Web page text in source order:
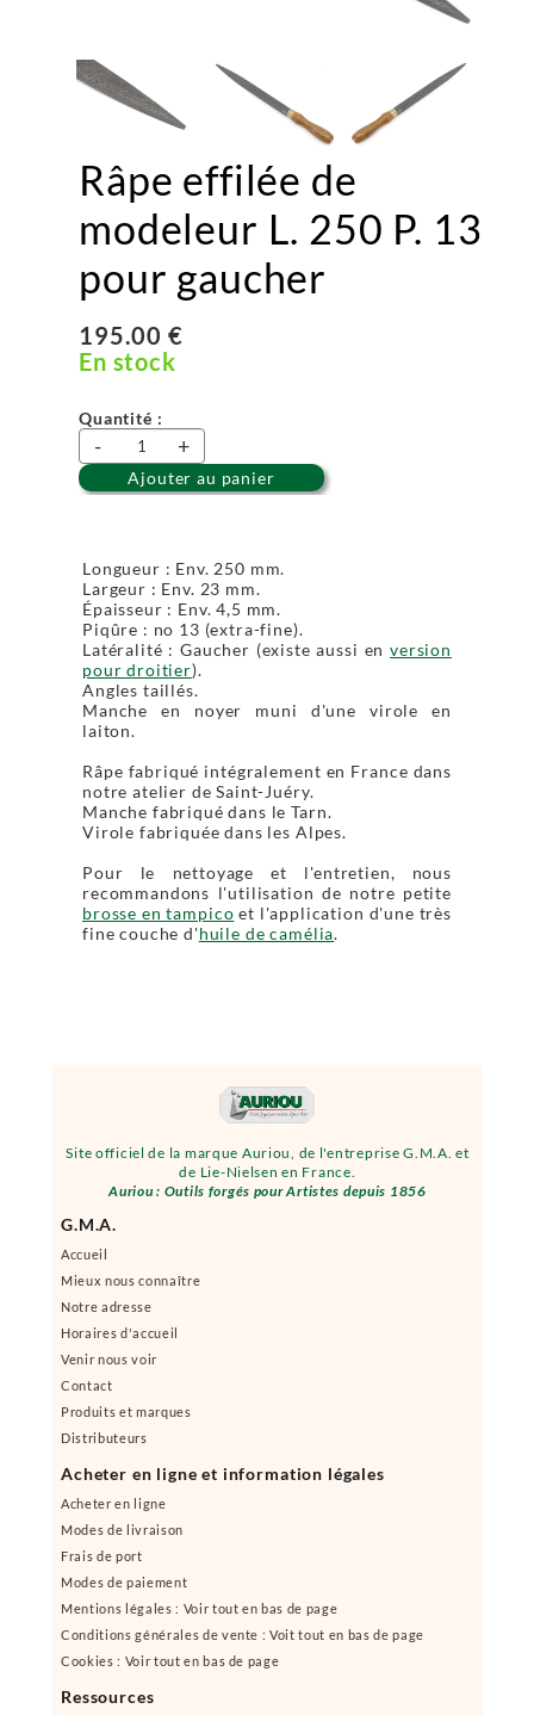
Site officiel de la marque Auriou, de l'entreprise G.M.A. et
de Lie-Nielsen en France.
Auriou : Outils forgés pour Artistes depuis 1856
G.M.A.
Accueil
Mieux nous connaître
Notre adresse
Horaires d'accueil
Venir nous voir
Contact
Produits et marques
Distributeurs
Acheter en ligne et information légales
Acheter en ligne
Modes de livraison
Frais de port
Modes de paiement
Mentions légales : Voir tout en bas de page
Conditions générales de vente : Voit tout en bas de page
Cookies : Voir tout en bas de page
Ressources
Râpe effilée de
modeleur L. 250 P. 13
pour gaucher
195.00 €
En stock
Quantité :
- +
Ajouter au panier
Longueur : Env. 250 mm.
Largeur : Env. 23 mm.
Épaisseur : Env. 4,5 mm.
Piqûre : no 13 (extra-fine).
Latéralité : Gaucher (existe aussi enversion
pour droitier).
Angles taillés.
Manche en noyer muni d'une virole en
laiton.
Râpe fabriqué intégralement en France dans
notre atelier de Saint-Juéry.
Manche fabriqué dans le Tarn.
Virole fabriquée dans les Alpes.
Pour le nettoyage et l'entretien, nous
recommandons l'utilisation de notre petite
brosse en tampico et l'application d'une très
fine couche d'huile de camélia.